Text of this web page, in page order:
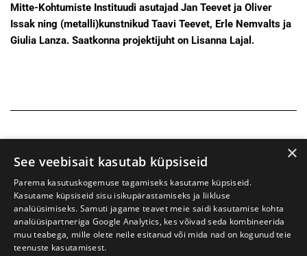
Mitte-Kohtumiste Instituudi asutajad Jan Teevet ja Oliver
Issak ning (metalli)kunstnikud Taavi Teevet, Erle Nemvalts ja
Giulia Lanza. Saatkonna projektijuht on Lisanna Lajal.
×
See veebisait kasutab küpsiseid
Parema kasutuskogemuse tagamiseks kasutame küpsiseid.
Kasutame küpsiseid sisu isikupärastamiseks ja liikluse
analüüsimiseks. Samuti jagame teavet meie saidi kasutamise kohta
analüüsipartneriga Google Analytics, kes võivad seda kombineerida
muu teabega, mille olete neile esitanud või mida nad on kogunud teie
teenuste kasutamisest.